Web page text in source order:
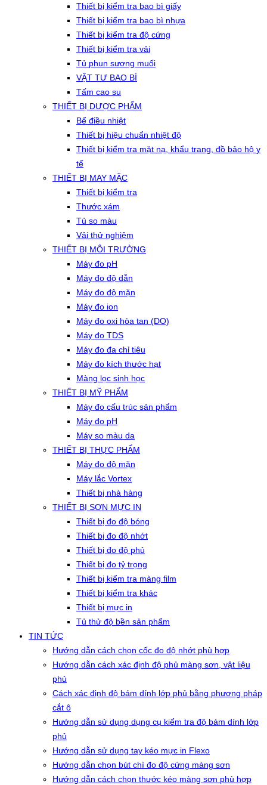
Thiết bị kiểm tra bao bì giấy
Thiết bị kiểm tra bao bì nhựa
Thiết bị kiểm tra độ cứng
Thiết bị kiểm tra vải
Tủ phun sương muối
VẬT TƯ BAO BÌ
Tấm cao su
THIẾT BỊ DƯỢC PHẨM
Bể điều nhiệt
Thiết bị hiệu chuẩn nhiệt độ
Thiết bị kiểm tra mặt nạ, khẩu trang, đồ bảo hộ y
tế
THIẾT BỊ MAY MẶC
Thiết bị kiểm tra
Thước xám
Tủ so màu
Vải thử nghiệm
THIẾT BỊ MÔI TRƯỜNG
Máy đo pH
Máy đo độ dẫn
Máy đo độ mặn
Máy đo ion
Máy đo oxi hòa tan (DO)
Máy đo TDS
Máy đo đa chỉ tiêu
Máy đo kích thước hạt
Màng lọc sinh học
THIẾT BỊ MỸ PHẨM
Máy đo cấu trúc sản phẩm
Máy đo pH
Máy so màu da
THIẾT BỊ THỰC PHẨM
Máy đo độ mặn
Máy lắc Vortex
Thiết bị nhà hàng
THIẾT BỊ SƠN MỰC IN
Thiết bị đo độ bóng
Thiết bị đo độ nhớt
Thiết bị đo độ phủ
Thiết bị đo tỷ trọng
Thiết bị kiểm tra màng film
Thiết bị kiểm tra khác
Thiết bị mực in
Tủ thử độ bền sản phẩm
TIN TỨC
Hướng dẫn cách chọn cốc đo độ nhớt phù hợp
Hướng dẫn cách xác định độ phủ màng sơn, vật liệu
phủ
Cách xác định độ bám dính lớp phủ bằng phương pháp
cắt ô
Hướng dẫn sử dụng dụng cụ kiểm tra độ bám dính lớp
phủ
Hướng dẫn sử dụng tay kéo mực in Flexo
Hướng dẫn chọn bút chì đo độ cứng màng sơn
Hướng dẫn cách chọn thước kéo màng sơn phù hợp